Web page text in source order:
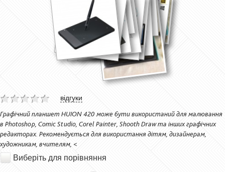
відгуки
Графічний планшет HUION 420 може бути використаний для малювання
в Photоshop, Comic Studio, Corel Painter, Shooth Draw та інших графічних
редакторах. Рекомендується для використання дітям, дизайнерам,
художникам, вчителям, <
Виберіть для порівняння